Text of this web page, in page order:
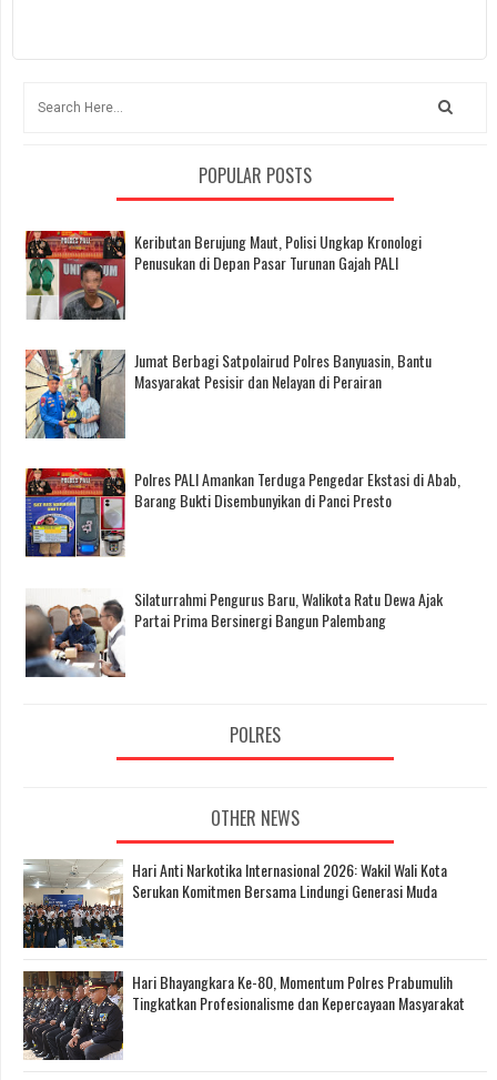
POPULAR POSTS
Keributan Berujung Maut, Polisi Ungkap Kronologi
Penusukan di Depan Pasar Turunan Gajah PALI
Jumat Berbagi Satpolairud Polres Banyuasin, Bantu
Masyarakat Pesisir dan Nelayan di Perairan
Polres PALI Amankan Terduga Pengedar Ekstasi di Abab,
Barang Bukti Disembunyikan di Panci Presto
Silaturrahmi Pengurus Baru, Walikota Ratu Dewa Ajak
Partai Prima Bersinergi Bangun Palembang
POLRES
OTHER NEWS
Hari Anti Narkotika Internasional 2026: Wakil Wali Kota
Serukan Komitmen Bersama Lindungi Generasi Muda
Hari Bhayangkara Ke-80, Momentum Polres Prabumulih
Tingkatkan Profesionalisme dan Kepercayaan Masyarakat